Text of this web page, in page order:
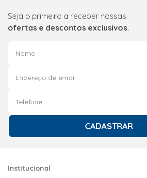
Seja o primeiro a receber nossas
ofertas e descontos exclusivos.
CADASTRAR
Institucional